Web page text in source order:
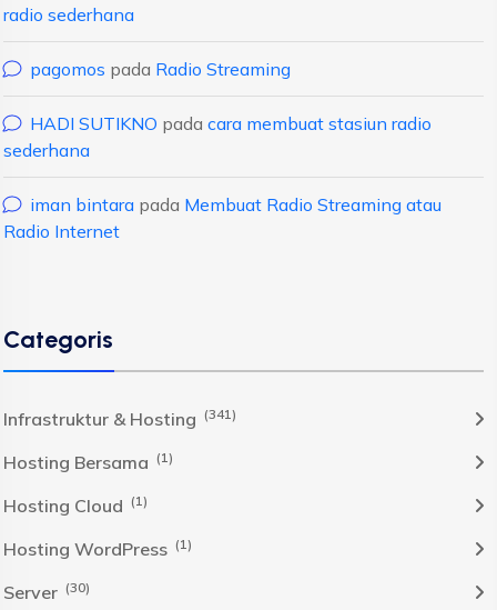
radio sederhana
pagomos pada Radio Streaming
HADI SUTIKNO pada cara membuat stasiun radio
sederhana
iman bintara pada Membuat Radio Streaming atau
Radio Internet
Categoris
Infrastruktur & Hosting (341)
Hosting Bersama (1)
Hosting Cloud (1)
Hosting WordPress (1)
Server (30)